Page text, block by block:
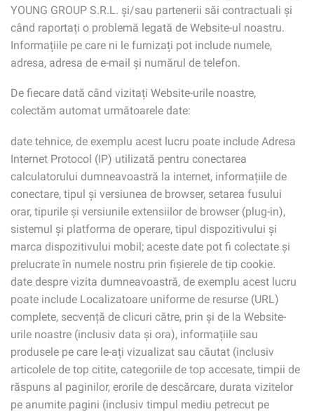
YOUNG GROUP S.R.L. și/sau partenerii săi contractuali și
când raportați o problemă legată de Website-ul noastru.
Informațiile pe care ni le furnizați pot include numele,
adresa, adresa de e-mail și numărul de telefon.
De fiecare dată când vizitați Website-urile noastre,
colectăm automat următoarele date:
date tehnice, de exemplu acest lucru poate include Adresa
Internet Protocol (IP) utilizată pentru conectarea
calculatorului dumneavoastră la internet, informațiile de
conectare, tipul și versiunea de browser, setarea fusului
orar, tipurile și versiunile extensiilor de browser (plug-in),
sistemul și platforma de operare, tipul dispozitivului și
marca dispozitivului mobil; aceste date pot fi colectate și
prelucrate în numele nostru prin fişierele de tip cookie.
date despre vizita dumneavoastră, de exemplu acest lucru
poate include Localizatoare uniforme de resurse (URL)
complete, secvență de clicuri către, prin și de la Website-
urile noastre (inclusiv data și ora), informațiile sau
produsele pe care le-ați vizualizat sau căutat (inclusiv
articolele de top citite, categoriile de top accesate, timpii de
răspuns al paginilor, erorile de descărcare, durata vizitelor
pe anumite pagini (inclusiv timpul mediu petrecut pe